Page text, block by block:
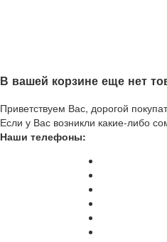
В вашей корзине еще нет
Приветствуем Вас, дорогой
Если у Вас возникли какие-либо
Наши телефоны: